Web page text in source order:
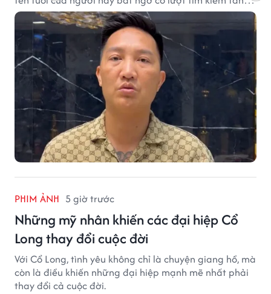
vọt.
PHIM ẢNH 5 giờ trước
Những mỹ nhân khiến các đại hiệp Cổ
Long thay đổi cuộc đời
Với Cổ Long, tình yêu không chỉ là chuyện giang hồ, mà
còn là điều khiến những đại hiệp mạnh mẽ nhất phải
thay đổi cả cuộc đời.